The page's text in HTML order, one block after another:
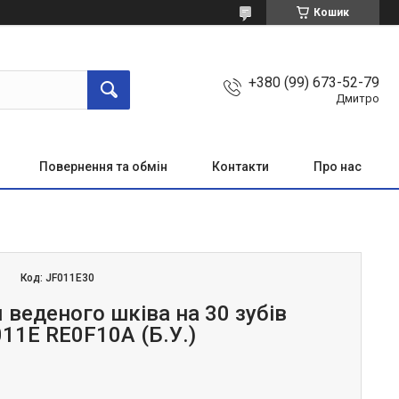
Кошик
+380 (99) 673-52-79
Дмитро
Повернення та обмін Контакти Про нас
Код:JF011E30
шківа на 30 зубів
RE0F10A (Б.У.)